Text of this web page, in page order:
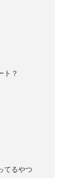
ト？
てるやつ